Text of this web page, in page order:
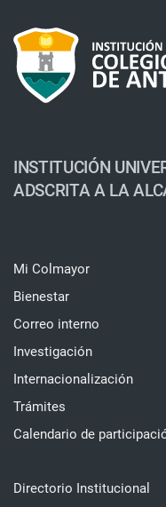
INSTITUCIÓN
ADSCRITA A LA
Mi Colmayor
Bienestar
Correo interno
Investigación
Internacionalización
Trámites
Calendario de
Directorio Institucional